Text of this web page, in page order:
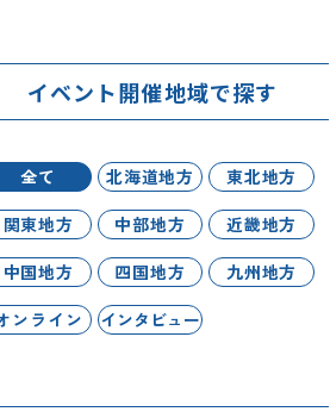
イベント開催地域で探す
全て 北海道地方
東北地方
関東地方
中部地方
近畿地方
中国地方
四国地方
九州地方
ンライン
インタビュー